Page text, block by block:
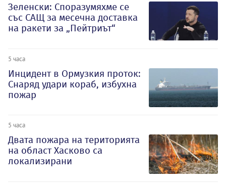
Зеленски: Споразумяхме се
със САЩ за месечна доставка
на ракети за „Пейтриът“
5 часа
Инцидент в Ормузкия проток:
Снаряд удари кораб, избухна
пожар
5 часа
Двата пожара на територията
на област Хасково са
локализирани